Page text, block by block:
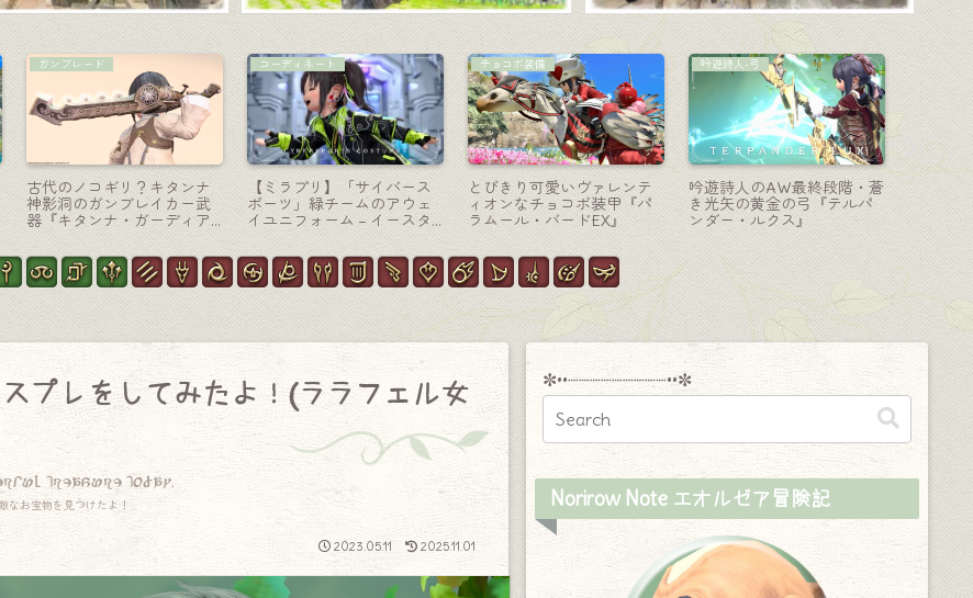
モンク-格闘
クラシックでカッコいい鉄
の爪！モンク武器『ハウリ
ングタロン』
リーパー-大鎌
古代遺物のようなリーパー
武器・封印された大鎌『ク
リプトラーカー・ウォーサ
イズRE』
占星術師-天球儀
極ゼレニアの占星術師武
器・エネルギーコアが回転
する天球儀『クイーンズナ
イト・アストロメーター』
白魔道士-杖
白き神獣の堕天の杖・白魔
道士のアニマウェポン (AW)
第五段階『ホワイトザール
ケーン』
アルシ
ネット
プレをしてみたよ！(ララフェル女
treasure today.
なお宝物を見つけたよ！
2023.05.11 2025.11.01
✼••┈┈┈┈┈┈┈┈┈••✼
Norirow Note エオルゼア冒険記